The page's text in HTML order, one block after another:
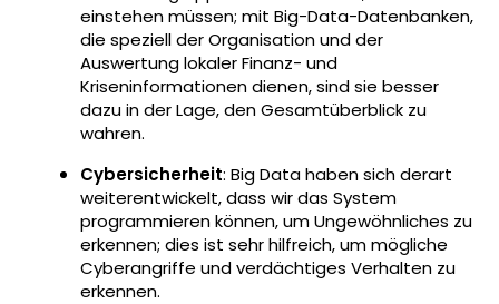
einstehen müssen; mit Big-Data-Datenbanken,
die speziell der Organisation und der
Auswertung lokaler Finanz- und
Kriseninformationen dienen, sind sie besser
dazu in der Lage, den Gesamtüberblick zu
wahren.
Cybersicherheit: Big Data haben sich derart
weiterentwickelt, dass wir das System
programmieren können, um Ungewöhnliches zu
erkennen; dies ist sehr hilfreich, um mögliche
Cyberangriffe und verdächtiges Verhalten zu
erkennen.